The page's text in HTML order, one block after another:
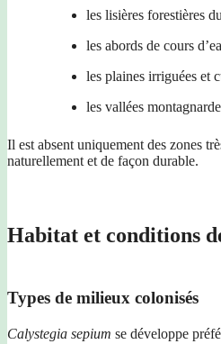
les lisières forestières
les abords de cours
les plaines irriguées et
les vallées
Il est absent uniquement des zones
naturellement et de façon durable.
Habitat et conditions
Types de milieux colonisés
Calystegia sepium se développe